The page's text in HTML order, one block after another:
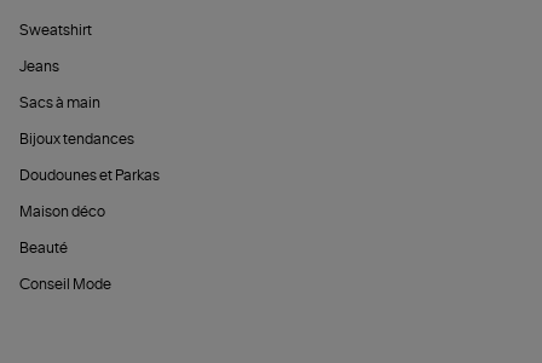
Sweatshirt
Jeans
Sacs à main
Bijoux tendances
Doudounes et Parkas
Maison déco
Beauté
Conseil Mode